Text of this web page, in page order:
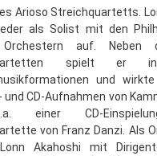
Arioso Streichquartetts.
als Solist mit den
Orchestern auf. Neben
spielt er in
und
und CD-Aufnahmen von
einer CD-
von Franz Danzi. Als
Akahoshi mit